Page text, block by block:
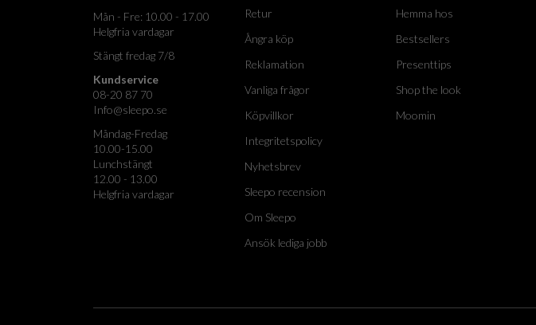
Mån - Fre: 10.00 - 17.00
Helgfria vardagar
Stängt fredag 7/8
Kundservice
08-20 87 70
Info@sleepo.se
Måndag-Fredag
10.00-15.00
Lunchstängt
12.00 - 13.00
Helgfria vardagar
Retur
Ångra köp
Reklamation
Vanliga frågor
Köpvillkor
Integritetspolicy
Nyhetsbrev
Sleepo recension
Om Sleepo
Ansök lediga jobb
Hemma hos
Bestsellers
Presenttips
Shop the look
Moomin